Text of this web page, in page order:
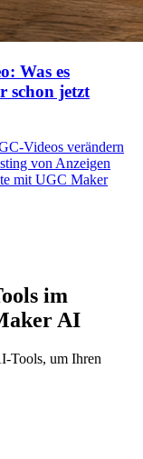
Was es
schon jetzt
Videos verändern
von Anzeigen
mit UGC Maker
im
AI
Tools, um Ihren